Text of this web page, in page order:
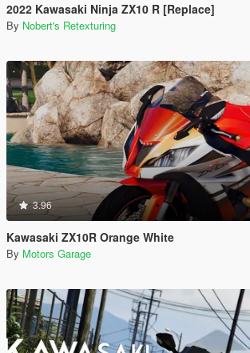
2022 Kawasaki Ninja ZX10 R [Replace]
By Nobert's Retexturing
3.96
Kawasaki ZX10R Orange White
By Motors Garage